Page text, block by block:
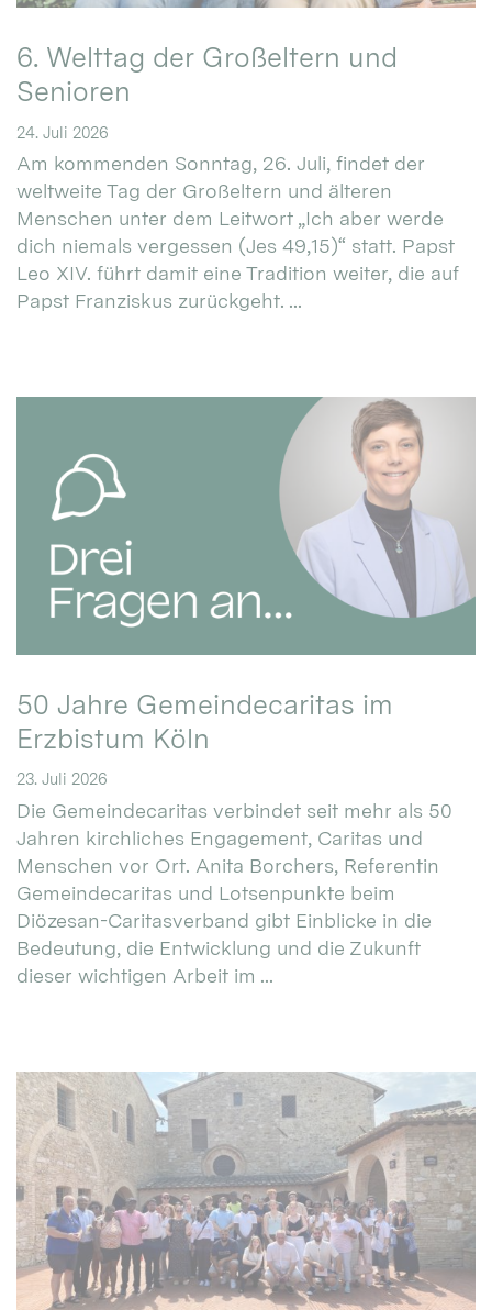
6. Welttag der Großeltern und
Senioren
24. Juli 2026
Am kommenden Sonntag, 26. Juli, findet der
weltweite Tag der Großeltern und älteren
Menschen unter dem Leitwort „Ich aber werde
dich niemals vergessen (Jes 49,15)“ statt. Papst
Leo XIV. führt damit eine Tradition weiter, die auf
Papst Franziskus zurückgeht. ...
50 Jahre Gemeindecaritas im
Erzbistum Köln
23. Juli 2026
Die Gemeindecaritas verbindet seit mehr als 50
Jahren kirchliches Engagement, Caritas und
Menschen vor Ort. Anita Borchers, Referentin
Gemeindecaritas und Lotsenpunkte beim
Diözesan-Caritasverband gibt Einblicke in die
Bedeutung, die Entwicklung und die Zukunft
dieser wichtigen Arbeit im ...